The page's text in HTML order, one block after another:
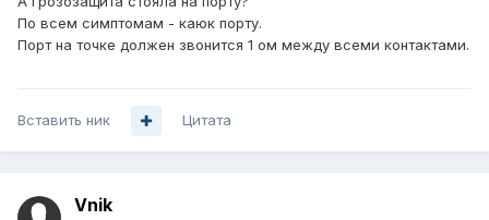
По всем симптомам - каюк порту.
Порт на точке должен звонится 1 ом между всеми контактами.
Вставить ник Цитата
Vnik